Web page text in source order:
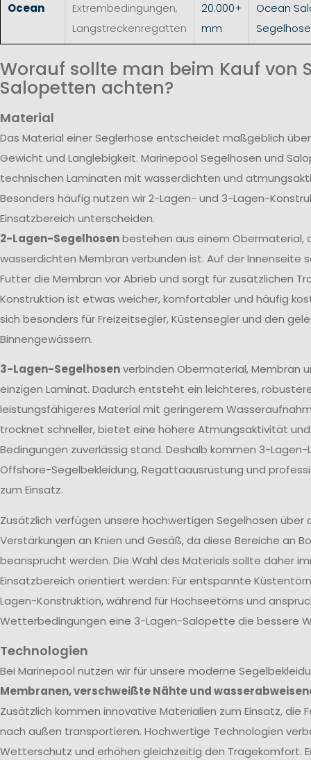
Ocean
Extrembedingungen,
Langstreckenregatten
20.000+
mm
Ocean
Segelhose
Worauf sollte man beim Kauf von
Salopetten achten?
Material
Das Material einer Seglerhose entscheidet maßgeblich
Gewicht und Langlebigkeit. Marinepool Segelhosen und
technischen Laminaten mit wasserdichten und
Besonders häufig nutzen wir 2-Lagen- und 3-Lagen-
Einsatzbereich unterscheiden.
2-Lagen-Segelhosenbestehen aus einem Obermaterial,
wasserdichten Membran verbunden ist. Auf der Innenseite
Futter die Membran vor Abrieb und sorgt für zusätzlichen
Konstruktion ist etwas weicher, komfortabler und häufig
sich besonders für Freizeitsegler, Küstensegler und den
Binnengewässern.
3-Lagen-Segelhosenverbinden Obermaterial, Membran
einzigen Laminat. Dadurch entsteht ein leichteres,
leistungsfähigeres Material mit geringerem
trocknet schneller, bietet eine höhere Atmungsaktivität
Bedingungen zuverlässig stand. Deshalb kommen 3-
Offshore-Segelbekleidung, Regattaausrüstung und
zum Einsatz.
Zusätzlich verfügen unsere hochwertigen Segelhosen über
Verstärkungen an Knien und Gesäß, da diese Bereiche an
beansprucht werden. Die Wahl des Materials sollte daher
Einsatzbereich orientiert werden: Für entspannte
Lagen-Konstruktion, während für Hochseetörns und
Wetterbedingungen eine 3-Lagen-Salopette die bessere
Technologien
Bei Marinepool nutzen wir für unsere moderne
Membranen, verschweißte Nähte und
Zusätzlich kommen innovative Materialien zum Einsatz, die
nach außen transportieren. Hochwertige Technologien
Wetterschutz und erhöhen gleichzeitig den Tragekomfort.